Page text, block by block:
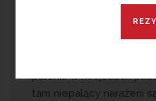
Media poświęcają wiele
palenia w miejscach
tam niepalący narażeni